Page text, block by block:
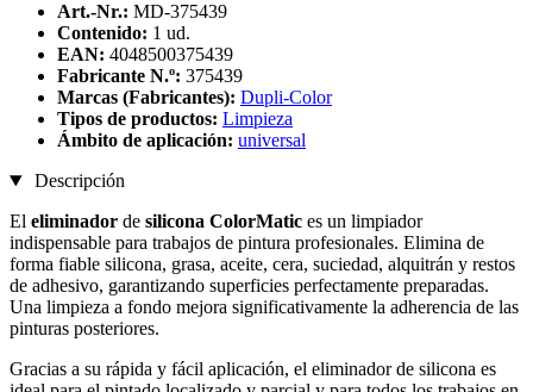
Art.-Nr.: MD-375439
Contenido: 1 ud.
EAN: 4048500375439
Fabricante N.º: 375439
Marcas (Fabricantes): Dupli-Color
Tipos de productos: Limpieza
Ámbito de aplicación: universal
Descripción
El eliminador de silicona ColorMatic es un limpiador
indispensable para trabajos de pintura profesionales. Elimina de
forma fiable silicona, grasa, aceite, cera, suciedad, alquitrán y restos
de adhesivo, garantizando superficies perfectamente preparadas.
Una limpieza a fondo mejora significativamente la adherencia de las
pinturas posteriores.
Gracias a su rápida y fácil aplicación, el eliminador de silicona es